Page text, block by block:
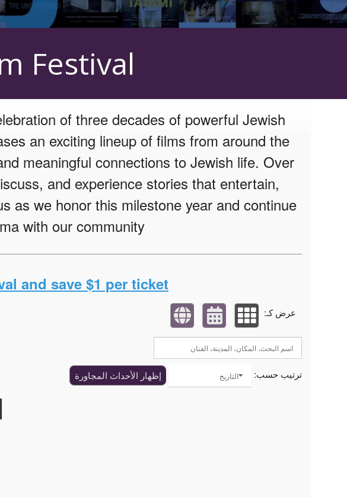
Festival
of three decades of powerful Jewish
an exciting lineup of films from around the
meaningful connections to Jewish life. Over
and experience stories that entertain,
as we honor this milestone year and continue
with our community.
and save $1 per ticket.
عرض كـ:
ترتيب حسب: التاريخ إظهار الأحداث المجاورة